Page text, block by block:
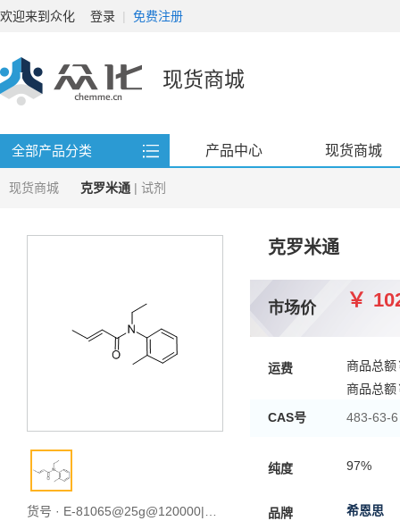
欢迎来到众化 登录 | 免费注册
现货商城
全部产品分类 产品中心 现货商城
现货商城 克罗米通 | 试剂
克罗米通
市场价 ￥
运费
商品总额
商品总额
CAS号
483-63-6
纯度
97%
品牌 希恩思